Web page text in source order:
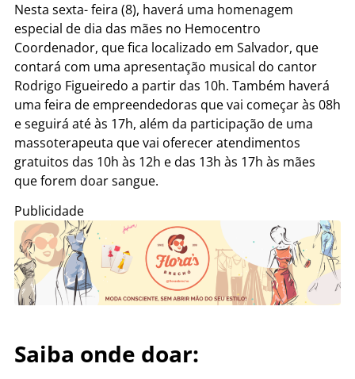
Nesta sexta- feira (8), haverá uma homenagem
especial de dia das mães no Hemocentro
Coordenador, que fica localizado em Salvador, que
contará com uma apresentação musical do cantor
Rodrigo Figueiredo a partir das 10h. Também haverá
uma feira de empreendedoras que vai começar às 08h
e seguirá até às 17h, além da participação de uma
massoterapeuta que vai oferecer atendimentos
gratuitos das 10h às 12h e das 13h às 17h às mães
que forem doar sangue.
Publicidade
Saiba onde doar: